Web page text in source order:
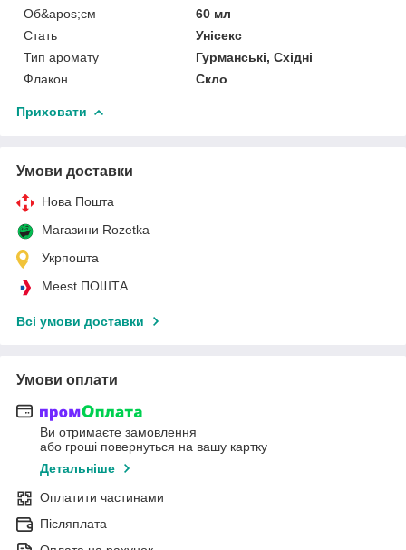
Об&apos;єм
60 мл
Стать
Унісекс
Тип аромату
Гурманські, Східні
Флакон
Скло
Приховати
Умови доставки
Нова Пошта
Магазини Rozetka
Укрпошта
Meest ПОШТА
Всі умови доставки
Умови оплати
Ви отримаєте замовлення
або гроші повернуться на вашу картку
Детальніше
Оплатити частинами
Післяплата